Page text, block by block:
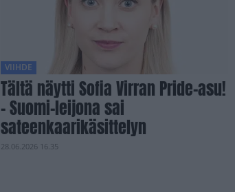
VIIHDE
Tältä näytti Sofia Virran Pride-asu!
– Suomi-leijona sai
sateenkaarikäsittelyn
28.06.2026 16.35